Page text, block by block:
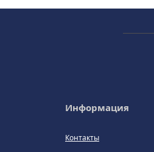
Информация
Контакты